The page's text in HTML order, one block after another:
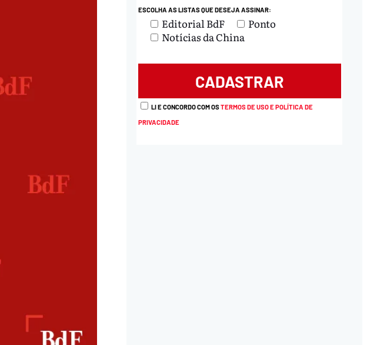
ESCOLHA AS LISTAS QUE DESEJA ASSINAR:
Editorial BdF
Ponto
Notícias da China
LI E CONCORDO COM OSTERMOS DE USO E POLÍTICA DE
PRIVACIDADE